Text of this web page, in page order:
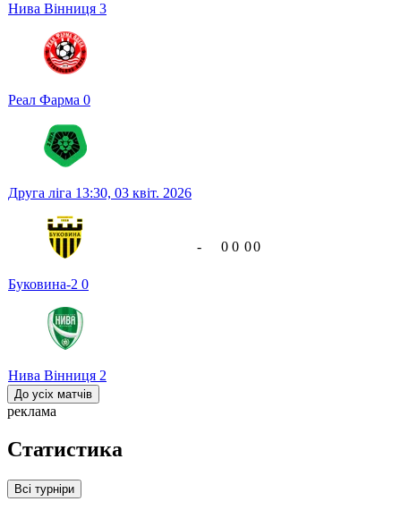
Нива Вінниця 3
Реал Фарма 0
Друга ліга 13:30, 03 квіт. 2026
Буковина-2 0
Нива Вінниця 2
- 0 0 00
До усіх матчів
реклама
Статистика
Всі турніри